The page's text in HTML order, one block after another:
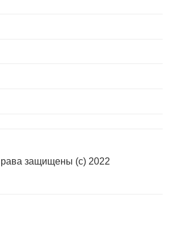
защищены (с) 2022